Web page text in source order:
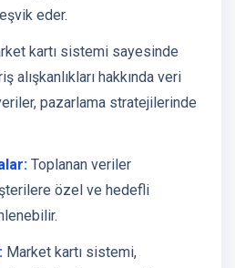
eder.
kartı sistemi sayesinde
alışkanlıkları hakkında veri
pazarlama stratejilerinde
Toplanan veriler
özel ve hedefli
Market kartı sistemi,